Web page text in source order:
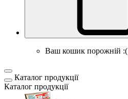
Ваш кошик порожній :(
Каталог продукції
Каталог продукції